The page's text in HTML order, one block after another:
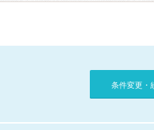
条件変更・